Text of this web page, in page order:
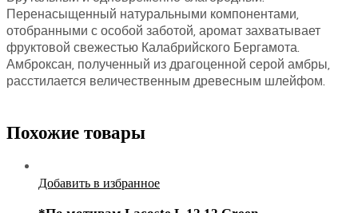
Перенасыщенный натуральными компонентами,
отобранными с особой заботой, аромат захватывает
фруктовой свежестью Калабрийского Бергамота.
Амброксан, полученный из драгоценной серой амбры,
расстилается величественным древесным шлейфом.
Похожие товары
Добавить в избранное